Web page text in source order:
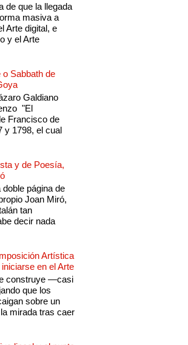
de que la llegada
masiva a
Arte digital, e
y el Arte
o Sabbath de
Galdiano
"El
Francisco de
y 1798, el cual
y de Poesía,
página de
Joan Miró,
tan
decir nada
Artística
en el Arte
construye —casi
que los
sobre un
mirada tras caer